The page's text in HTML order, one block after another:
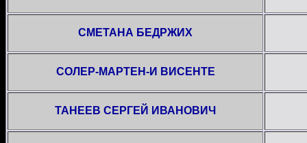
СМЕТАНА БЕДРЖИХ
СОЛЕР-МАРТЕН-И ВИСЕНТЕ
ТАНЕЕВ СЕРГЕЙ ИВАНОВИЧ